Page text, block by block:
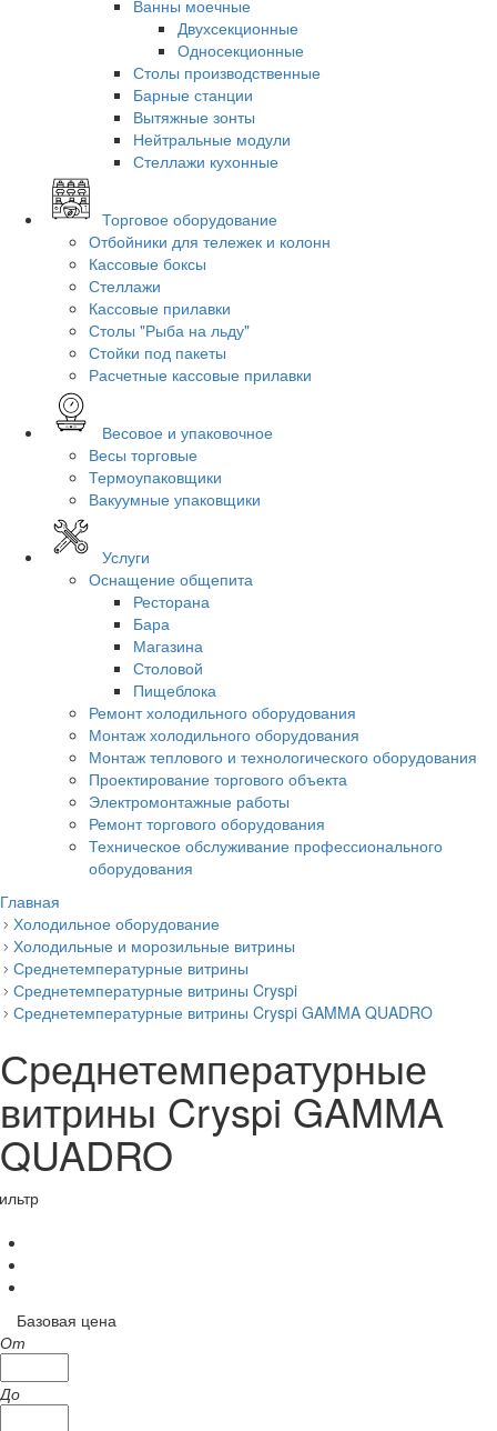
Ванны моечные
Двухсекционные
Односекционные
Столы производственные
Барные станции
Вытяжные зонты
Нейтральные модули
Стеллажи кухонные
Торговое оборудование
Отбойники для тележек и колонн
Кассовые боксы
Стеллажи
Кассовые прилавки
Столы "Рыба на льду"
Стойки под пакеты
Расчетные кассовые прилавки
Весовое и упаковочное
Весы торговые
Термоупаковщики
Вакуумные упаковщики
Услуги
Оснащение общепита
Ресторана
Бара
Магазина
Столовой
Пищеблока
Ремонт холодильного оборудования
Монтаж холодильного оборудования
Монтаж теплового и технологического оборудования
Проектирование торгового объекта
Электромонтажные работы
Ремонт торгового оборудования
Техническое обслуживание профессионального
оборудования
Главная
Холодильное оборудование
Холодильные и морозильные витрины
Среднетемпературные витрины
Среднетемпературные витрины Cryspi
Среднетемпературные витрины Cryspi GAMMA QUADRO
Среднетемпературные
витрины Cryspi GAMMA
QUADRO
Базовая цена
От
До